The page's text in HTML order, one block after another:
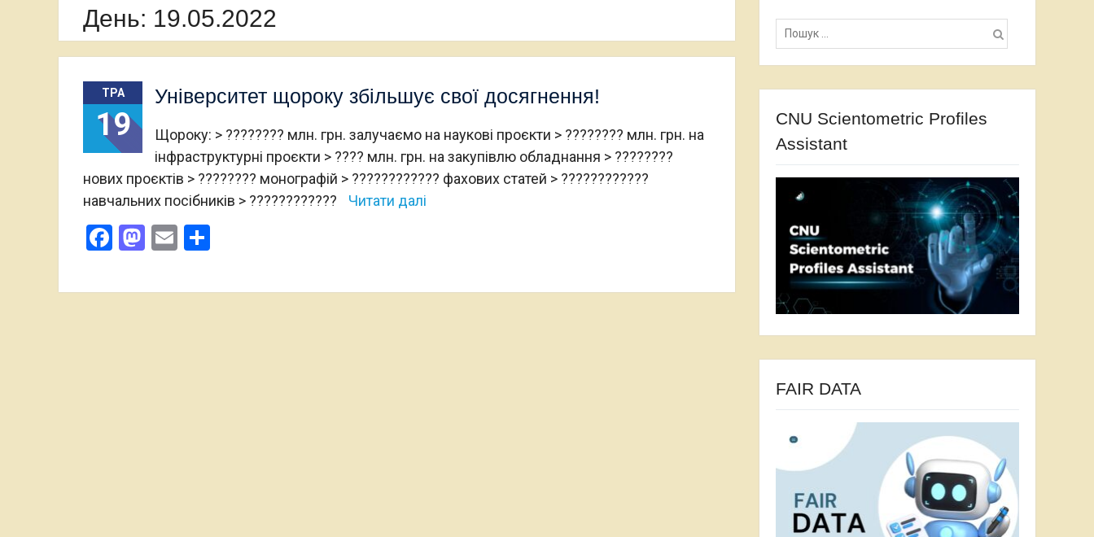
День: 19.05.2022
ТРА
19
Університет щороку збільшує свої досягнення!
Щороку: > ???????? млн. грн. залучаємо на наукові проєкти > ???????? млн. грн. на
інфраструктурні проєкти > ???? млн. грн. на закупівлю обладнання > ????????
нових проєктів > ???????? монографій > ???????????? фахових статей > ????????????
навчальних посібників > ????????????
Читати далі
Facebook
Mastodon
Email
Пошук:
CNU Scientometric Profiles
Assistant
FAIR DATA